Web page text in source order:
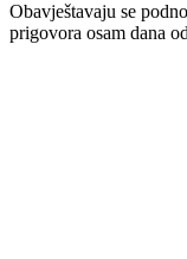
Obavještavaju se
prigovora osam dana